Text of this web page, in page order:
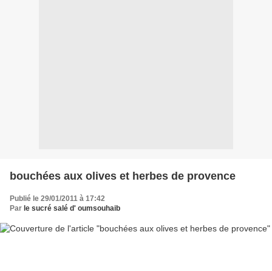
bouchées aux olives et herbes de provence
Publié le 29/01/2011 à 17:42
Par le sucré salé d' oumsouhaib